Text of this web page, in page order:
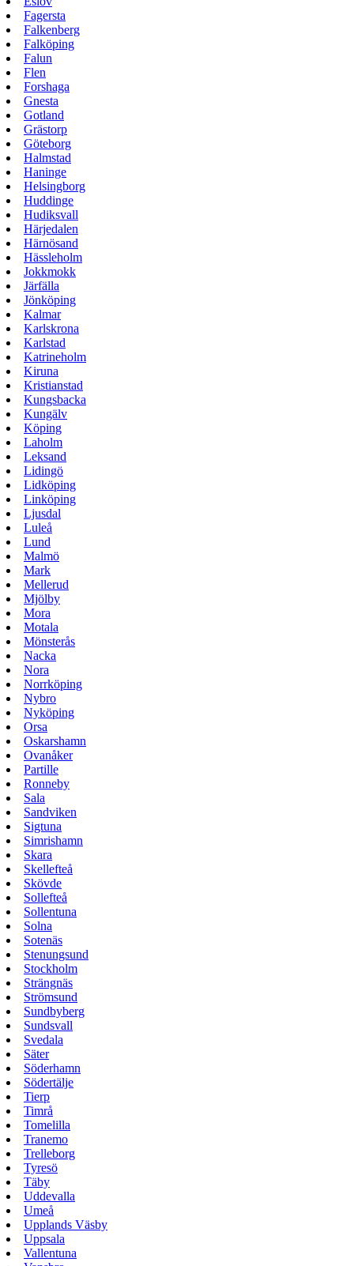
Fagersta
Falkenberg
Falköping
Falun
Flen
Forshaga
Gnesta
Gotland
Grästorp
Göteborg
Halmstad
Haninge
Helsingborg
Huddinge
Hudiksvall
Härjedalen
Härnösand
Hässleholm
Jokkmokk
Järfälla
Jönköping
Kalmar
Karlskrona
Karlstad
Katrineholm
Kiruna
Kristianstad
Kungsbacka
Kungälv
Köping
Laholm
Leksand
Lidingö
Lidköping
Linköping
Ljusdal
Luleå
Lund
Malmö
Mark
Mellerud
Mjölby
Mora
Motala
Mönsterås
Nacka
Nora
Norrköping
Nybro
Nyköping
Orsa
Oskarshamn
Ovanåker
Partille
Ronneby
Sala
Sandviken
Sigtuna
Simrishamn
Skara
Skellefteå
Skövde
Sollefteå
Sollentuna
Solna
Sotenäs
Stenungsund
Stockholm
Strängnäs
Strömsund
Sundbyberg
Sundsvall
Svedala
Säter
Söderhamn
Södertälje
Tierp
Timrå
Tomelilla
Tranemo
Trelleborg
Tyresö
Täby
Uddevalla
Umeå
Upplands Väsby
Uppsala
Vallentuna